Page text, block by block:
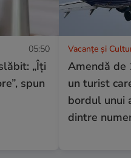
05:50
„Îți
spun
Vacanțe și
Amendă de
un turist
bordul unui
dintre